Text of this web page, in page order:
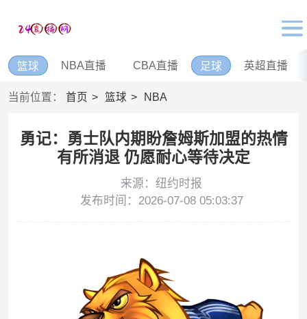
篮球 NBA直播 CBA直播 足球 英超直播
当前位置： 首页 篮球 NBA
勇记：勇士队内期盼詹姆斯加盟的热情
有所消退 仍愿耐心等待决定
来源：纽约时报
发布时间：2026-07-08 05:03:37